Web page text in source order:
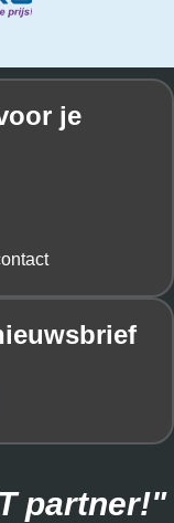
je
partner!"